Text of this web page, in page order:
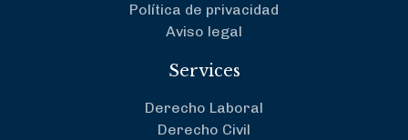
Política de privacidad
Aviso legal
Services
Derecho Laboral
Derecho Civil